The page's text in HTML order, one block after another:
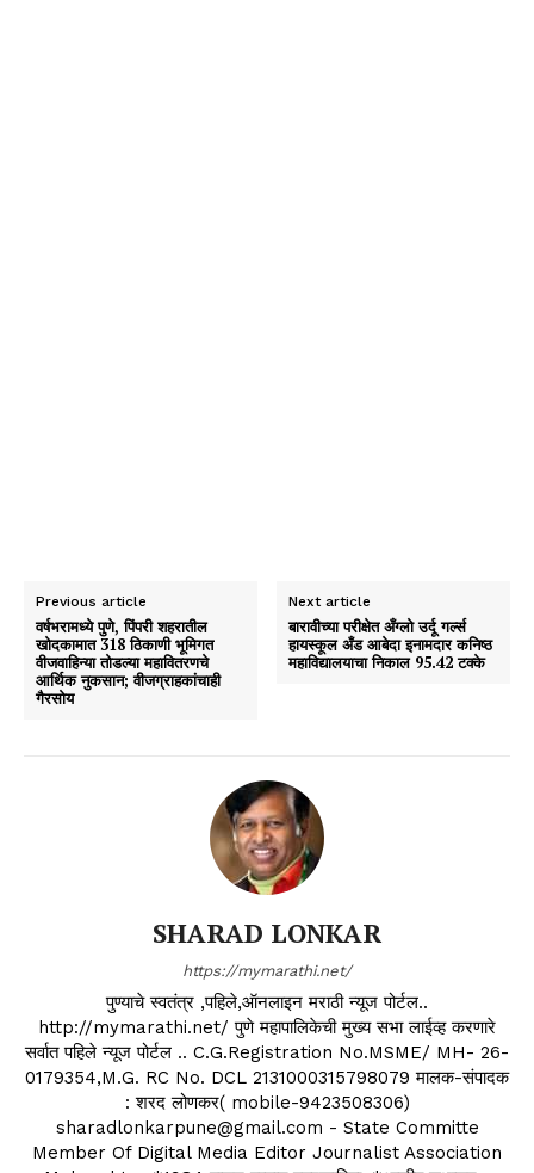
Previous article
वर्षभरामध्ये पुणे, पिंपरी शहरातील
खोदकामात 318 ठिकाणी भूमिगत
वीजवाहिन्या तोडल्या महावितरणचे
आर्थिक नुकसान; वीजग्राहकांचाही
गैरसोय
Next article
बारावीच्या परीक्षेत अँग्लो उर्दू गर्ल्स
हायस्कूल अँड आबेदा इनामदार कनिष्ठ
महाविद्यालयाचा निकाल 95.42 टक्के
SHARAD LONKAR
https://mymarathi.net/
पुण्याचे स्वतंत्र ,पहिले,ऑनलाइन मराठी न्यूज पोर्टल..
http://mymarathi.net/ पुणे महापालिकेची मुख्य सभा लाईव्ह करणारे
सर्वात पहिले न्यूज पोर्टल .. C.G.Registration No.MSME/ MH- 26-
0179354,M.G. RC No. DCL 2131000315798079 मालक-संपादक
: शरद लोणकर( mobile-9423508306)
sharadlonkarpune@gmail.com - State Committe
Member Of Digital Media Editor Journalist Association